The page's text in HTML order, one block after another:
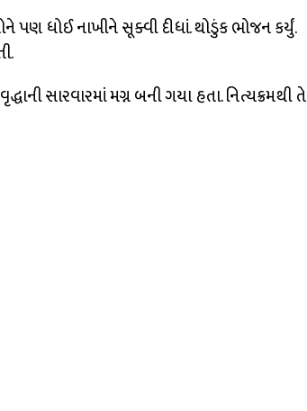
પણ ધોઈ નાખીને સૂક્વી દીધાં. થોડુંક ભોજન કર્યું.
સારવારમાં મગ્ન બની ગયા હતા. નિત્યક્રમથી તે